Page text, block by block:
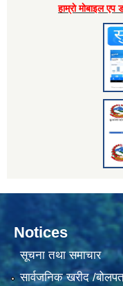
हाम्राे माेबाइल एप
Notices
सूचना तथा समाचार
सार्वजनिक खरीद /